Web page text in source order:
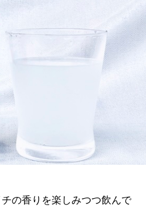
の香りを楽しみつつ飲んで